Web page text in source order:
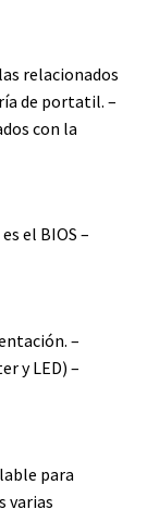
relacionados
de portatil. –
con la
el BIOS –
–
y LED) –
para
varias